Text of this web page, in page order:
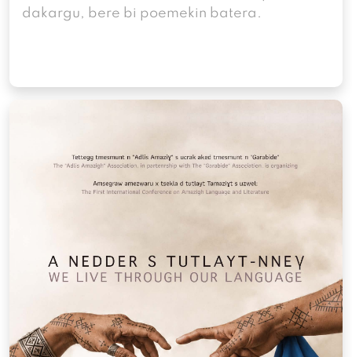
dakargu, bere bi poemekin batera.